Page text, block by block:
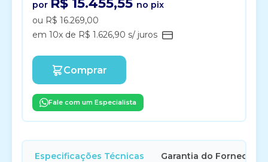
por R$ 15.455,55 no pix
ou R$ 16.269,00
em 10x de R$ 1.626,90 s/ juros
Comprar
Fale com um Especialista
Especificações Técnicas Garantia do Fornecedor